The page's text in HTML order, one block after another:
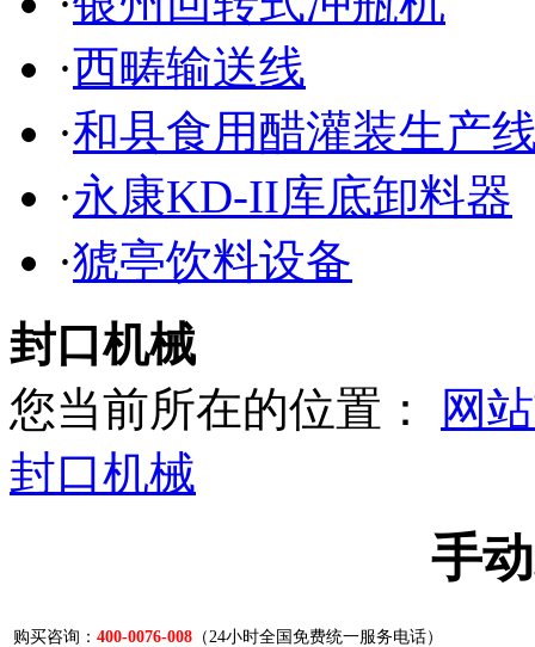
·西畴输送线
·和县食用醋灌装生产
·永康KD-II库底卸料器
·猇亭饮料设备
封口机械
您当前所在的位置：
网
封口机械
手
购买咨询： 400-0076-008 （24小时全国免费统一服务电话）